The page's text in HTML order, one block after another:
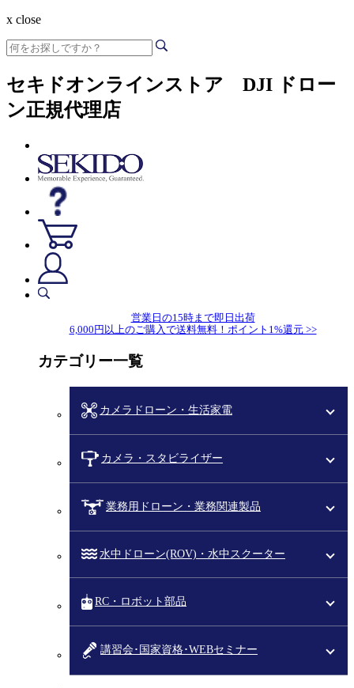
x close
セキドオンラインストア DJI ドロー
ン正規代理店
営業日の15時まで即日出荷
6,000円以上のご購入で送料無料！ポイント1%還元 >>
カテゴリー一覧
カメラドローン・生活家電
カメラ・スタビライザー
業務用ドローン・業務関連製品
水中ドローン(ROV)・水中スクーター
RC・ロボット部品
講習会･国家資格･WEBセミナー